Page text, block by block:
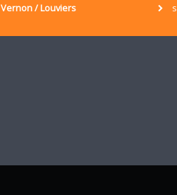
Vernon / Louviers